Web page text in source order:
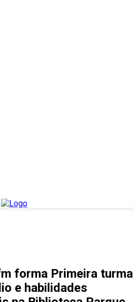
forma Primeira turma
e habilidades